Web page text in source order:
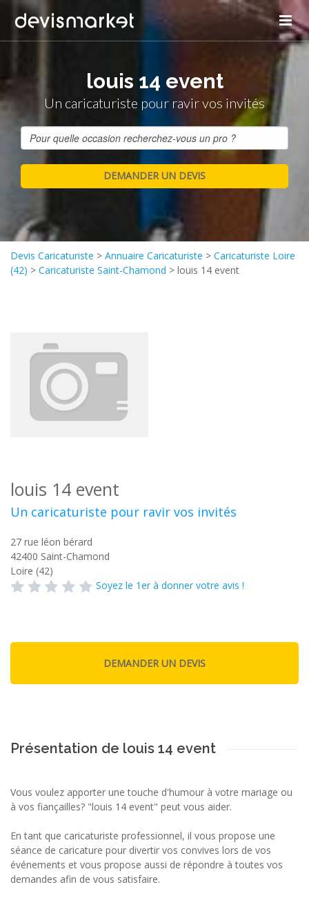
louis 14 event
Un caricaturiste pour ravir vos invités
Devis Caricaturiste > Annuaire Caricaturiste > Caricaturiste Loire
(42) > Caricaturiste Saint-Chamond > louis 14 event
louis 14 event
Un caricaturiste pour ravir vos invités
27 rue léon bérard
42400 Saint-Chamond
Loire (42)
Soyez le 1er à donner votre avis !
Présentation de louis 14 event
Vous voulez apporter une touche d'humour à votre mariage ou
à vos fiançailles? "louis 14 event" peut vous aider.
En tant que caricaturiste professionnel, il vous propose une
séance de caricature pour divertir vos convives lors de vos
événements et vous propose aussi de répondre à toutes vos
demandes afin de vous satisfaire.